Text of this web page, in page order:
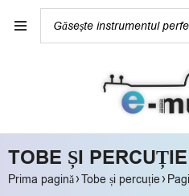
TOBE ȘI PERCUȚIE
Prima pagină›Tobe și percuție›